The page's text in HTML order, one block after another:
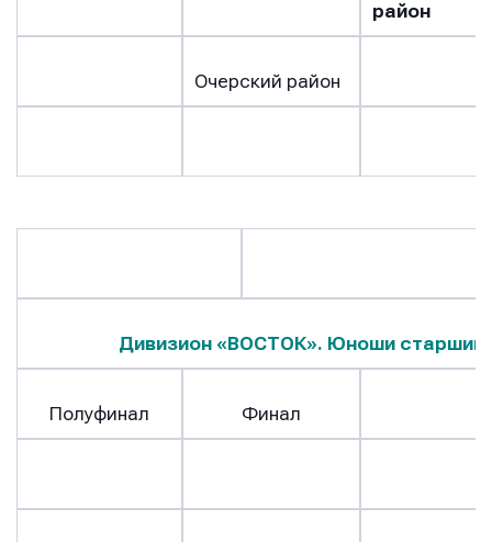
район
Очерский район
Дивизион «ВОСТОК». Юноши старший
Полуфинал Финал